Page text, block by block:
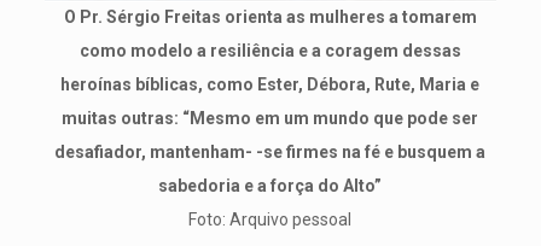
O Pr. Sérgio Freitas orienta as mulheres a tomarem
como modelo a resiliência e a coragem dessas
heroínas bíblicas, como Ester, Débora, Rute, Maria e
muitas outras: “Mesmo em um mundo que pode ser
desafiador, mantenham- -se firmes na fé e busquem a
sabedoria e a força do Alto”
Foto: Arquivo pessoal